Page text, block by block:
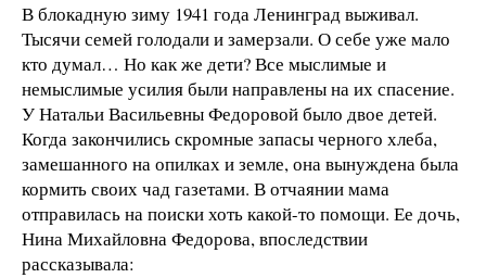
В блокадную зиму 1941 года Ленинград выживал.
Тысячи семей голодали и замерзали. О себе уже мало
кто думал… Но как же дети? Все мыслимые и
немыслимые усилия были направлены на их спасение.
У Натальи Васильевны Федоровой было двое детей.
Когда закончились скромные запасы черного хлеба,
замешанного на опилках и земле, она вынуждена была
кормить своих чад газетами. В отчаянии мама
отправилась на поиски хоть какой-то помощи. Ее дочь,
Нина Михайловна Федорова, впоследствии
рассказывала: